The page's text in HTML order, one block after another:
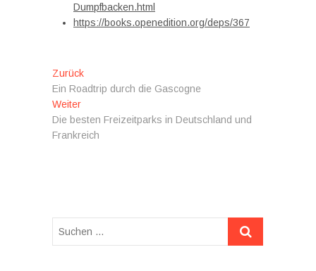
Dumpfbacken.html
https://books.openedition.org/deps/367
Beitragsnavigation
ZurückVorheriger
Beitrag:
Ein Roadtrip durch die Gascogne
WeiterNächster
Beitrag:
Die besten Freizeitparks in Deutschland und
Frankreich
Suchen